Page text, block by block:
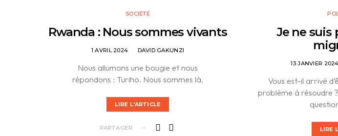
SOCIÉTÉ
Rwanda : Nous sommes vivants
1 AVRIL 2024 DAVID GAKUNZI
Nous allumons une bougie et nous
répondons : Turiho. Nous sommes là.
LIRE L'ARTICLE
PARTAGER
Je ne suis
13 JANVIER 2024
Vous est-il arrivé
problème à résoudre
LIRE